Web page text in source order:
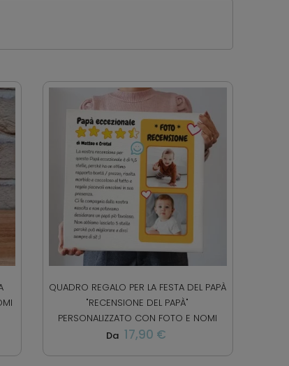
QUADRO REGALO PER LA FESTA DEL PAPÀ
"RECENSIONE DEL PAPÀ"
PERSONALIZZATO CON FOTO E NOMI
Da 17,90 €